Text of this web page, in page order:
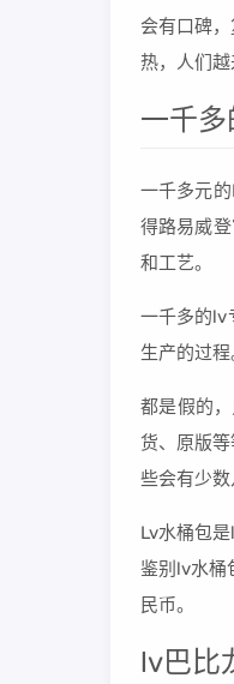
会有口碑
热，人们越
一千
一千多元
得路易威
和工艺。
一千多的lv
生产的过
都是假的
货、原版
些会有少
Lv水桶包
鉴别lv水桶
民币。
lv巴比